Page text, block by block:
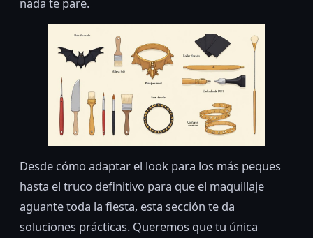
nada te pare.
Desde cómo adaptar el look para los más peques
hasta el truco definitivo para que el maquillaje
aguante toda la fiesta, esta sección te da
soluciones prácticas. Queremos que tu única